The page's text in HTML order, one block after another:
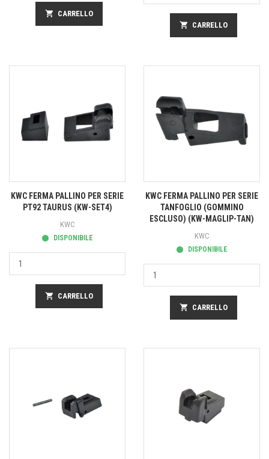
shopping_cart CARRELLO
shopping_cart CARRELLO
KWC FERMA PALLINO PER SERIE
PT92 TAURUS (KW-SET4)
KWC
DISPONIBILE
shopping_cart CARRELLO
KWC FERMA PALLINO PER SERIE
TANFOGLIO (GOMMINO
ESCLUSO) (KW-MAGLIP-TAN)
KWC
DISPONIBILE
shopping_cart CARRELLO